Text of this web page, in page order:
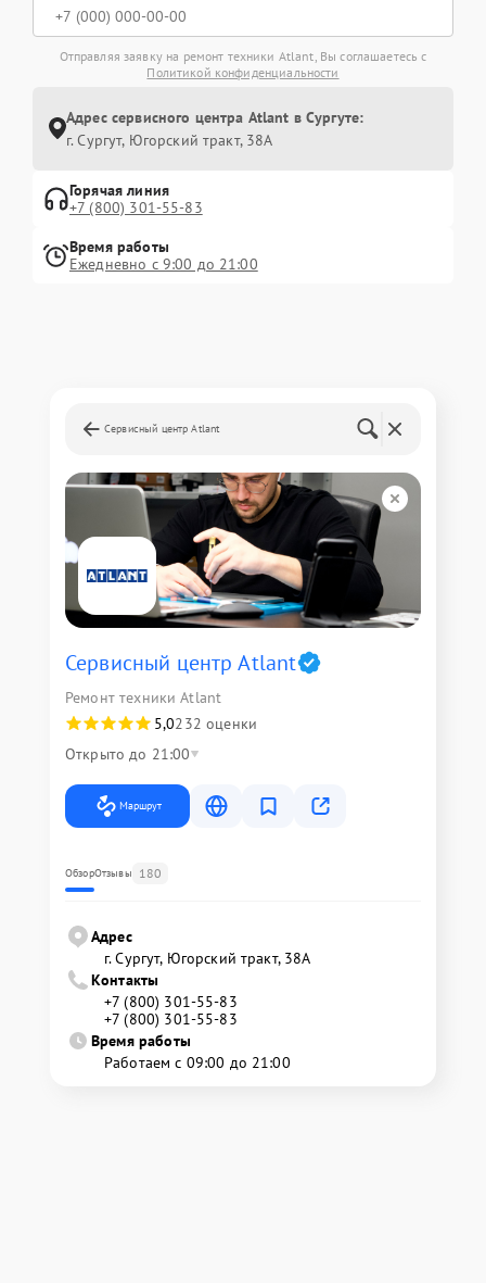
Отправляя заявку на ремонт техники Atlant, Вы соглашаетесь с
Политикой конфиденциальности
Адрес сервисного центра Atlant в Сургуте:
г. Сургут, Югорский тракт, 38А
Горячая линия
+7 (800) 301-55-83
Время работы
Ежедневно с 9:00 до 21:00
Сервисный центр Atlant
Сервисный центр Atlant
Ремонт техники Atlant
5,0232 оценки
Открыто до 21:00
Маршрут
ОбзорОтзывы 180
Адрес
г. Сургут, Югорский тракт, 38А
Контакты
+7 (800) 301-55-83
+7 (800) 301-55-83
Время работы
Работаем с 09:00 до 21:00